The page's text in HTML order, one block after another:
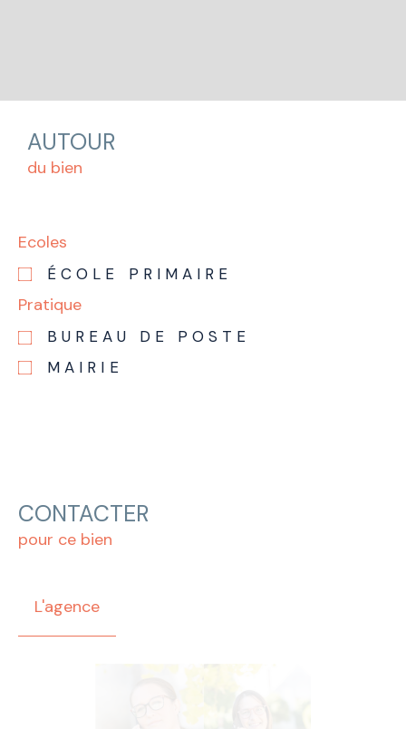
AUTOUR
du bien
Ecoles
ÉCOLE PRIMAIRE
Pratique
BUREAU DE POSTE
MAIRIE
CONTACTER
pour ce bien
L'agence